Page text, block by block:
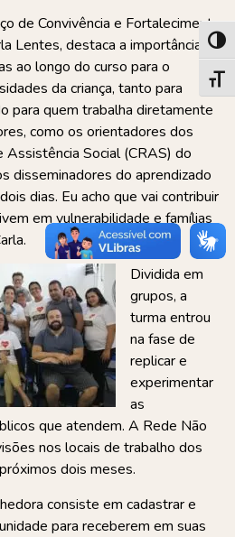
de Convivência e Fortalecimento
Lentes, destaca a importância
ao longo do curso para o
da criança, tanto para
para quem trabalha diretamente
como os orientadores dos
Assistência Social (CRAS) do
disseminadores do aprendizado
dias. Eu acho que vai contribuir
em vulnerabilidade e famílias
Dividida em
grupos, a
turma entrou
na fase de
replicar e
experimentar
as
que atendem. A Rede Não
nos locais de trabalho dos
dois meses.
consiste em cadastrar e
para receberem em suas